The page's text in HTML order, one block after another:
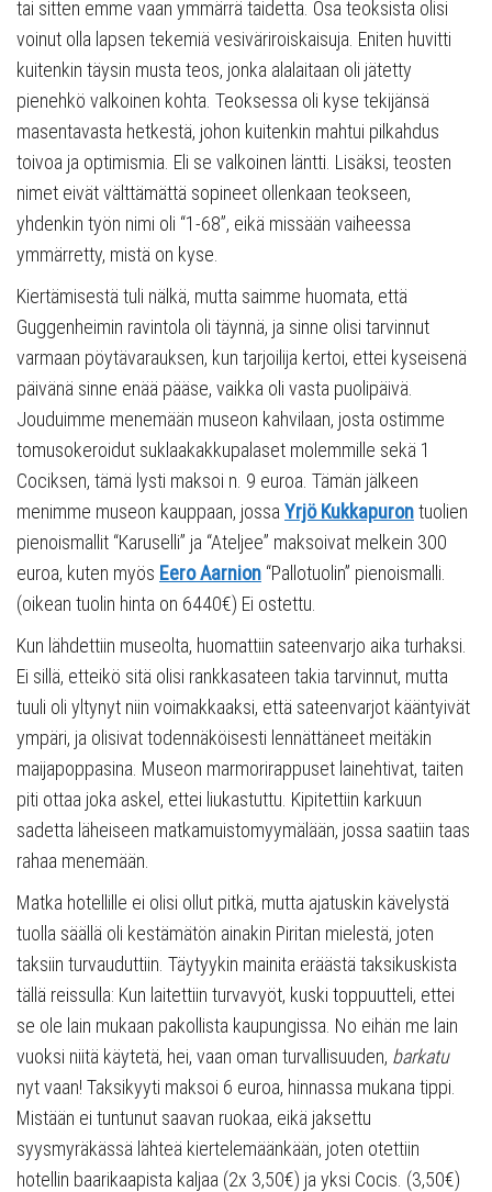
tai sitten emme vaan ymmärrä taidetta. Osa teoksista olisi
voinut olla lapsen tekemiä vesiväriroiskaisuja. Eniten huvitti
kuitenkin täysin musta teos, jonka alalaitaan oli jätetty
pienehkö valkoinen kohta. Teoksessa oli kyse tekijänsä
masentavasta hetkestä, johon kuitenkin mahtui pilkahdus
toivoa ja optimismia. Eli se valkoinen läntti. Lisäksi, teosten
nimet eivät välttämättä sopineet ollenkaan teokseen,
yhdenkin työn nimi oli “1-68”, eikä missään vaiheessa
ymmärretty, mistä on kyse.
Kiertämisestä tuli nälkä, mutta saimme huomata, että
Guggenheimin ravintola oli täynnä, ja sinne olisi tarvinnut
varmaan pöytävarauksen, kun tarjoilija kertoi, ettei kyseisenä
päivänä sinne enää pääse, vaikka oli vasta puolipäivä.
Jouduimme menemään museon kahvilaan, josta ostimme
tomusokeroidut suklaakakkupalaset molemmille sekä 1
Cociksen, tämä lysti maksoi n. 9 euroa. Tämän jälkeen
menimme museon kauppaan, jossa Yrjö Kukkapurontuolien
pienoismallit “Karuselli” ja “Ateljee” maksoivat melkein 300
euroa, kuten myös Eero Aarnion “Pallotuolin” pienoismalli.
(oikean tuolin hinta on 6440€) Ei ostettu.
Kun lähdettiin museolta, huomattiin sateenvarjo aika turhaksi.
Ei sillä, etteikö sitä olisi rankkasateen takia tarvinnut, mutta
tuuli oli yltynyt niin voimakkaaksi, että sateenvarjot kääntyivät
ympäri, ja olisivat todennäköisesti lennättäneet meitäkin
maijapoppasina. Museon marmorirappuset lainehtivat, taiten
piti ottaa joka askel, ettei liukastuttu. Kipitettiin karkuun
sadetta läheiseen matkamuistomyymälään, jossa saatiin taas
rahaa menemään.
Matka hotellille ei olisi ollut pitkä, mutta ajatuskin kävelystä
tuolla säällä oli kestämätön ainakin Piritan mielestä, joten
taksiin turvauduttiin. Täytyykin mainita eräästä taksikuskista
tällä reissulla: Kun laitettiin turvavyöt, kuski toppuutteli, ettei
se ole lain mukaan pakollista kaupungissa. No eihän me lain
vuoksi niitä käytetä, hei, vaan oman turvallisuuden, barkatu
nyt vaan! Taksikyyti maksoi 6 euroa, hinnassa mukana tippi.
Mistään ei tuntunut saavan ruokaa, eikä jaksettu
syysmyräkässä lähteä kiertelemäänkään, joten otettiin
hotellin baarikaapista kaljaa (2x 3,50€) ja yksi Cocis. (3,50€)